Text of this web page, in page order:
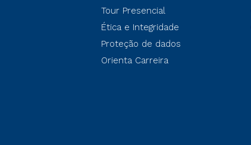
Tour Presencial
Ética e Integridade
Proteção de dados
Orienta Carreira